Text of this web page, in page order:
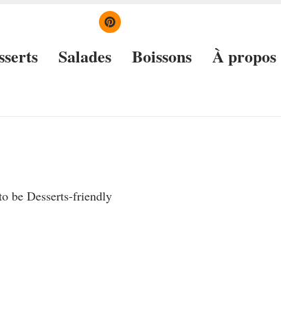
Salades Boissons À propos
be Desserts-friendly